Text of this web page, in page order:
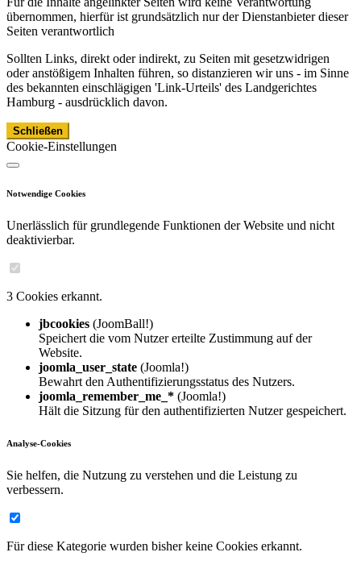
übernommen, hierfür ist grundsätzlich nur der Dienstanbieter dieser
Seiten verantwortlich
Sollten Links, direkt oder indirekt, zu Seiten mit gesetzwidrigen
oder anstößigem Inhalten führen, so distanzieren wir uns - im Sinne
des bekannten einschlägigen 'Link-Urteils' des Landgerichtes
Hamburg - ausdrücklich davon.
Schließen
Cookie-Einstellungen
Notwendige Cookies
Unerlässlich für grundlegende Funktionen der Website und nicht
deaktivierbar.
3 Cookies erkannt.
jbcookies (JoomBall!)
Speichert die vom Nutzer erteilte Zustimmung auf der
Website.
joomla_user_state (Joomla!)
Bewahrt den Authentifizierungsstatus des Nutzers.
joomla_remember_me_* (Joomla!)
Hält die Sitzung für den authentifizierten Nutzer gespeichert.
Analyse-Cookies
Sie helfen, die Nutzung zu verstehen und die Leistung zu
verbessern.
Für diese Kategorie wurden bisher keine Cookies erkannt.